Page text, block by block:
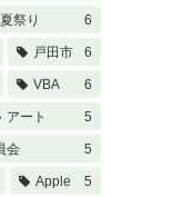
夏祭り 6
戸田市 6
VBA 6
アート 5
会 5
Apple 5